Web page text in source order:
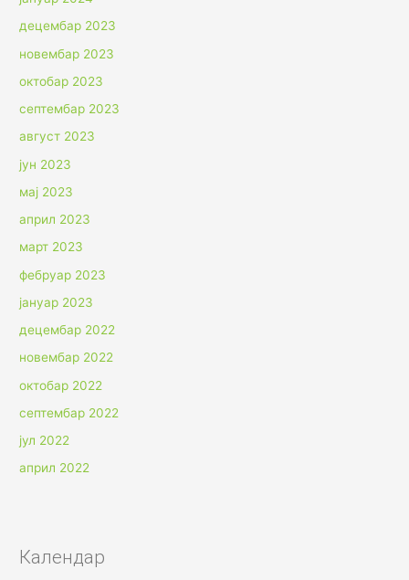
децембар 2023
новембар 2023
октобар 2023
септембар 2023
август 2023
јун 2023
мај 2023
април 2023
март 2023
фебруар 2023
јануар 2023
децембар 2022
новембар 2022
октобар 2022
септембар 2022
јул 2022
април 2022
Календар